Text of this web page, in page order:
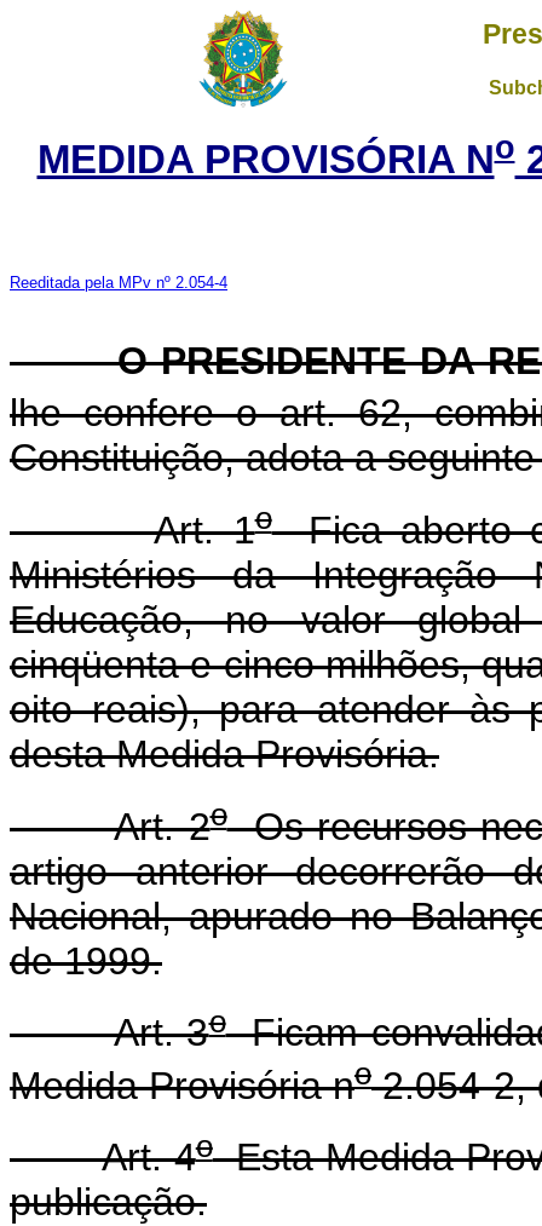
MEDIDA PROVISÓRIA No
Reeditada pela MPv nº 2.054-4
O PRESIDENTE DA
lhe confere o art. 62,
Constituição, adota a
Art. 1oFica aberto
Ministérios da
Educação, no valor
cinqüenta e cinco milhões,
oito reais), para atender às
desta Medida Provisória.
Art. 2oOs recursos
artigo anterior decorrerão
Nacional, apurado no
de 1999.
Art. 3oFicam
Medida Provisória no2.054-2,
Art. 4oEsta Medida
publicação.